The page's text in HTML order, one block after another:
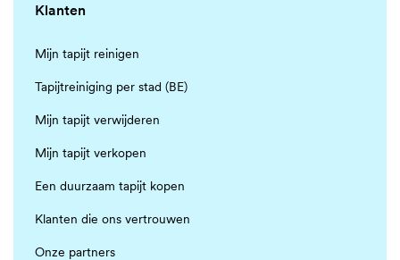
Klanten
Mijn tapijt reinigen
Tapijtreiniging per stad (BE)
Mijn tapijt verwijderen
Mijn tapijt verkopen
Een duurzaam tapijt kopen
Klanten die ons vertrouwen
Onze partners